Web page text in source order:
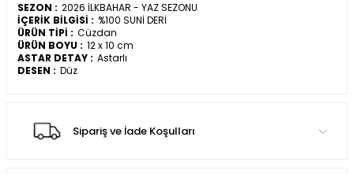
SEZON : 2026 İLKBAHAR - YAZ SEZONU
İÇERİK BİLGİSİ : %100 SUNİ DERİ
ÜRÜN TİPİ : Cüzdan
ÜRÜN BOYU : 12 x 10 cm
ASTAR DETAY : Astarlı
DESEN : Düz
Sipariş ve İade Koşulları